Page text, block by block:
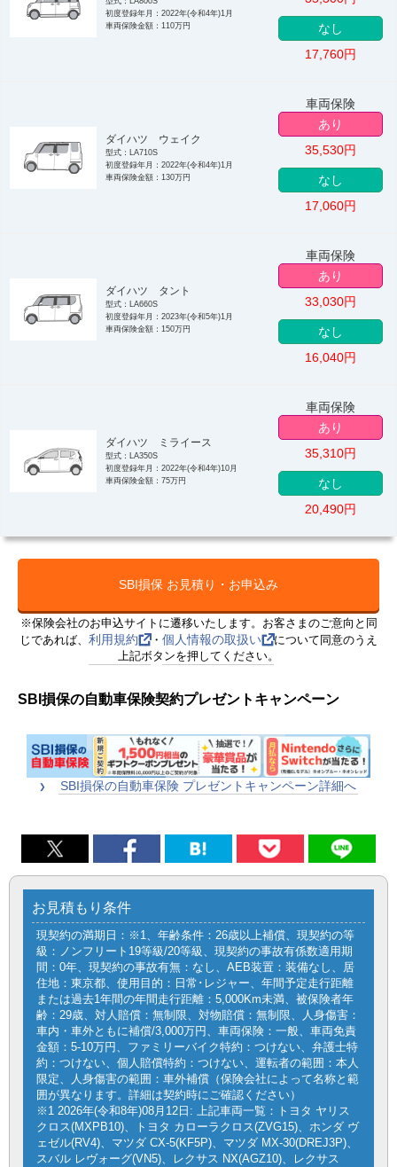
初度登録年月：2022年(令和4年)1月
車両保険金額：110万円
なし
17,760円
ダイハツ ウェイク
型式：LA710S
初度登録年月：2022年(令和4年)1月
車両保険金額：130万円
車両保険
あり
35,530円
なし
17,060円
ダイハツ タント
型式：LA660S
初度登録年月：2023年(令和5年)1月
車両保険金額：150万円
車両保険
あり
33,030円
なし
16,040円
ダイハツ ミライース
型式：LA350S
初度登録年月：2022年(令和4年)10月
車両保険金額：75万円
車両保険
あり
35,310円
なし
20,490円
SBI損保 お見積り・お申込み
※保険会社のお申込サイトに遷移いたします。お客さまのご意向と同
じであれば、 利用規約 ・ 個人情報の取扱い
について同意のうえ
上記ボタンを押してください。
SBI損保の自動車保険契約プレゼントキャンペーン
SBI損保の自動車保険 プレゼントキャンペーン詳細へ
お見積もり条件
現契約の満期日：※1、年齢条件：26歳以上補償、現契約の等
級：ノンフリート19等級/20等級、現契約の事故有係数適用期
間：0年、現契約の事故有無：なし、AEB装置：装備なし、居
住地：東京都、使用目的：日常･レジャー、年間予定走行距離
または過去1年間の年間走行距離：5,000Km未満、被保険者年
齢：29歳、対人賠償：無制限、対物賠償：無制限、人身傷害：
車内・車外ともに補償/3,000万円、車両保険：一般、車両免責
金額：5-10万円、ファミリーバイク特約：つけない、弁護士特
約：つけない、個人賠償特約：つけない、運転者の範囲：本人
限定、人身傷害の範囲：車外補償（保険会社によって名称と範
囲が異なります。詳細は契約時にご確認ください）
※1 2026年(令和8年)08月12日: 上記車両一覧：トヨタ ヤリス
クロス(MXPB10)、トヨタ カローラクロス(ZVG15)、ホンダ ヴ
ェゼル(RV4)、マツダ CX-5(KF5P)、マツダ MX-30(DREJ3P)、
スバル レヴォーグ(VN5)、レクサス NX(AGZ10)、レクサス